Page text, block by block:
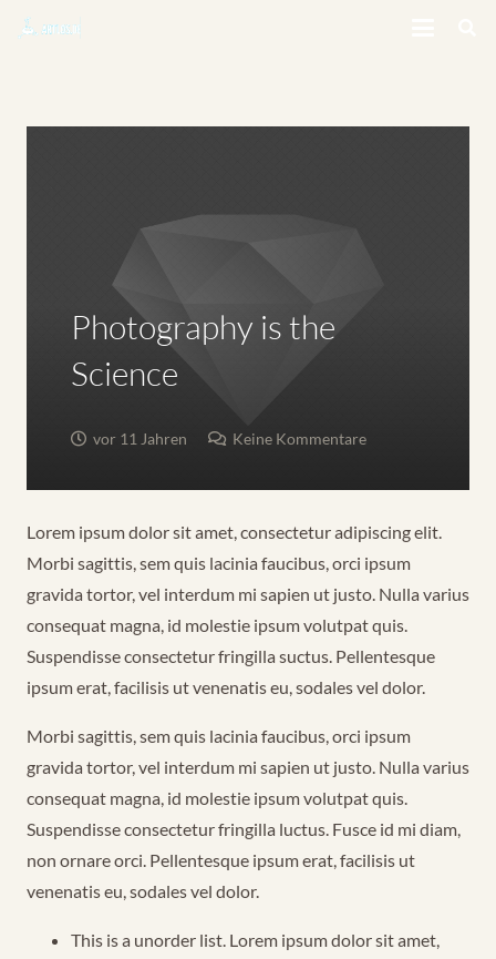
Photography is the
Science
vor 11 Jahren Keine Kommentare
Lorem ipsum dolor sit amet, consectetur adipiscing elit.
Morbi sagittis, sem quis lacinia faucibus, orci ipsum
gravida tortor, vel interdum mi sapien ut justo. Nulla varius
consequat magna, id molestie ipsum volutpat quis.
Suspendisse consectetur fringilla suctus. Pellentesque
ipsum erat, facilisis ut venenatis eu, sodales vel dolor.
Morbi sagittis, sem quis lacinia faucibus, orci ipsum
gravida tortor, vel interdum mi sapien ut justo. Nulla varius
consequat magna, id molestie ipsum volutpat quis.
Suspendisse consectetur fringilla luctus. Fusce id mi diam,
non ornare orci. Pellentesque ipsum erat, facilisis ut
venenatis eu, sodales vel dolor.
This is a unorder list. Lorem ipsum dolor sit amet,